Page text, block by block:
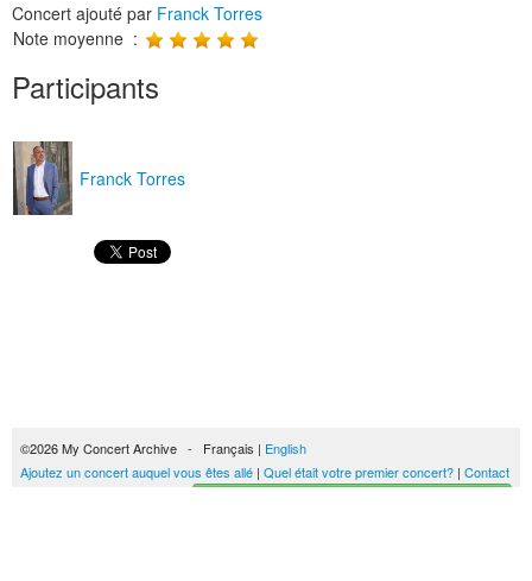
Concert ajouté par Franck Torres
Note moyenne :
Participants
Franck Torres
©2026 My Concert Archive - Français | English
Ajoutez un concert auquel vous êtes allé | Quel était votre premier concert? | Contact